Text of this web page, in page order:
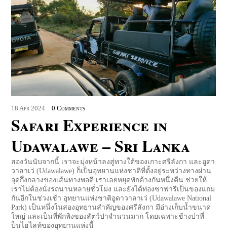
18 Apr 2024 0 Comments
Safari Experience in
Udawalawe – Sri Lanka
สองวันนับจากนี้ เราจะมุ่งหน้าลงสู่ทางใต้ของเกาะศรีลังกา และอูดา
วาลาเว่ (Udawalawe) ก็เป็นอุทยานแห่งชาติที่ตั้งอยู่ระหว่างทางผ่าน
จุดกึ่งกลางของเส้นทางพอดี เราเลยหยุดพักค้างกันหนึ่งคืน ช่วยให้
เราไม่ต้องนั่งรถนานหลายชั่วโมง และยังได้ท่องซาฟารีเป็นของแถม
กันอีกในช่วงเช้า อุทยานแห่งชาติอูดาวาลาเว่ (Udawalawe National
Park) เป็นหนึ่งในสองอุทยานสำคัญของศรีลังกา มีอ่างเก็บน้ำขนาด
ใหญ่ และเป็นที่พักพิงของสัตว์ป่าจำนวนมาก โดยเฉพาะช้างป่าที่
ป็นไฮไลท์ของอุทยานแห่งนี้